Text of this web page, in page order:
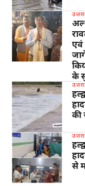
एवं
के
की
से